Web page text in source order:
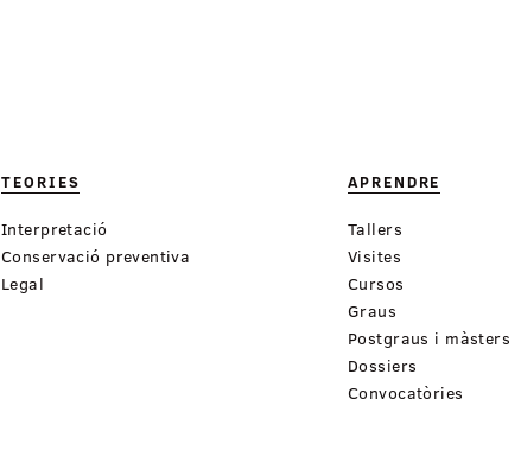
TEORIES
Interpretació
Conservació preventiva
Legal
APRENDRE
Tallers
Visites
Cursos
Graus
Postgraus i màsters
Dossiers
Convocatòries